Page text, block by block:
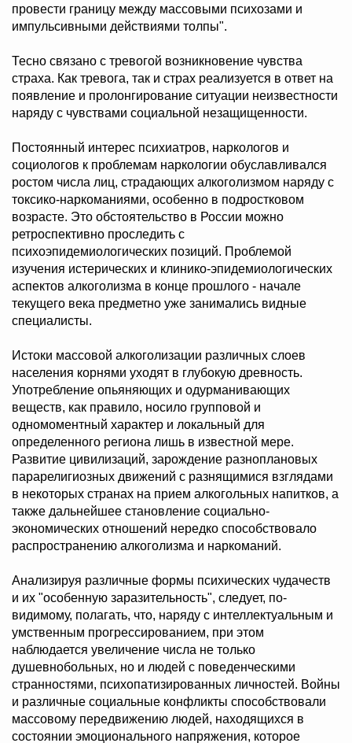
провести границу между массовыми психозами и
импульсивными действиями толпы".
Тесно связано с тревогой возникновение чувства
страха. Как тревога, так и страх реализуется в ответ на
появление и пролонгирование ситуации неизвестности
наряду с чувствами социальной незащищенности.
Постоянный интерес психиатров, наркологов и
социологов к проблемам наркологии обуславливался
ростом числа лиц, страдающих алкоголизмом наряду с
токсико-наркоманиями, особенно в подростковом
возрасте. Это обстоятельство в России можно
ретроспективно проследить с
психоэпидемиологических позиций. Проблемой
изучения истерических и клинико-эпидемиологических
аспектов алкоголизма в конце прошлого - начале
текущего века предметно уже занимались видные
специалисты.
Истоки массовой алкоголизации различных слоев
населения корнями уходят в глубокую древность.
Употребление опьяняющих и одурманивающих
веществ, как правило, носило групповой и
одномоментный характер и локальный для
определенного региона лишь в известной мере.
Развитие цивилизаций, зарождение разноплановых
парарелигиозных движений с разнящимися взглядами
в некоторых странах на прием алкогольных напитков, а
также дальнейшее становление социально-
экономических отношений нередко способствовало
распространению алкоголизма и наркоманий.
Анализируя различные формы психических чудачеств
и их "особенную заразительность", следует, по-
видимому, полагать, что, наряду с интеллектуальным и
умственным прогрессированием, при этом
наблюдается увеличение числа не только
душевнобольных, но и людей с поведенческими
странностями, психопатизированных личностей. Войны
и различные социальные конфликты способствовали
массовому передвижению людей, находящихся в
состоянии эмоционального напряжения, которое